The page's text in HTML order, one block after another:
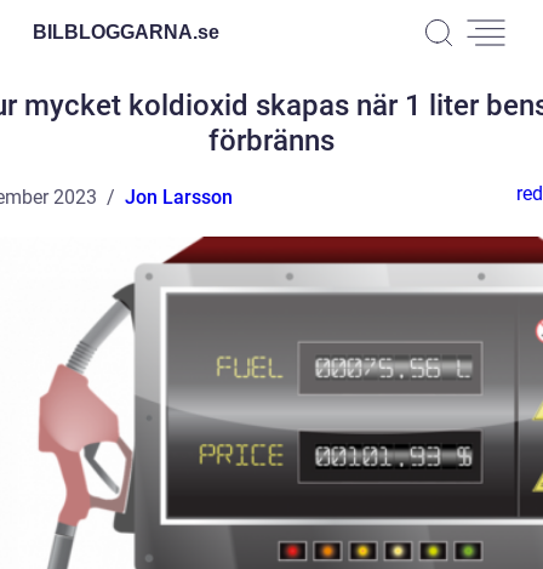
BILBLOGGARNA.se
mycket koldioxid skapas när 1 liter
förbränns
2023 Jon Larsson